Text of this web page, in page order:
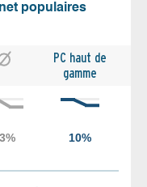
populaires
PC haut de
gamme